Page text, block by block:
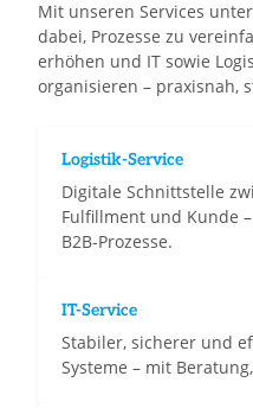
Mit unseren Services
dabei, Prozesse zu
erhöhen und IT sowie
organisieren – praxisnah,
Logistik-Service
Digitale Schnittstelle
Fulfillment und Kunde
B2B-Prozesse.
IT-Service
Stabiler, sicherer und
Systeme – mit